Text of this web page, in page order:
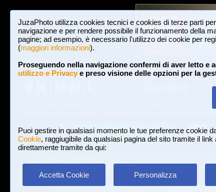
JuzaPhoto utilizza cookies tecnici e cookies di terze parti
navigazione e per rendere possibile il funzionamento della
pagine; ad esempio, è necessario l'utilizzo dei cookie per
(maggiori informazioni).
Proseguendo nella navigazione confermi di aver letto e
utilizzo e Privacye preso visione delle opzioni per la
Puoi gestire in qualsiasi momento le tue preferenze cookie
Cookie, raggiugibile da qualsiasi pagina del sito tramite il link
direttamente tramite da qui:
Accetta Cookie Personalizza
Login Iscriviti a JuzaPhoto! A
Gallerie»Ritratto e Moda » Khalid